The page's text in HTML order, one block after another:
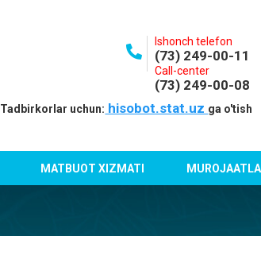
Ishonch telefon
(73) 249-00-11
Call-center
(73) 249-00-08
Tadbirkorlar uchun: hisobot.stat.uz ga o'tish
MATBUOT XIZMATI